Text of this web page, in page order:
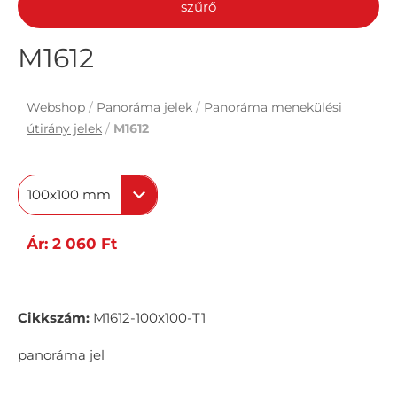
szűrő
M1612
Webshop / Panoráma jelek / Panoráma menekülési
útirány jelek / M1612
100x100 mm
Ár: 2 060 Ft
Cikkszám: M1612-100x100-T1
panoráma jel